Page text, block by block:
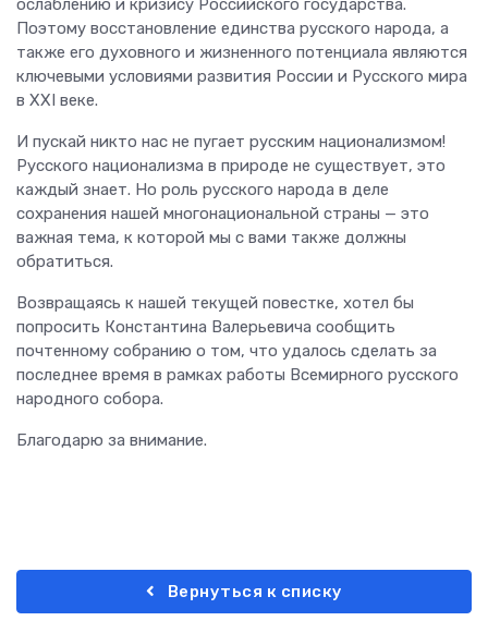
ослаблению и кризису Российского государства.
Поэтому восстановление единства русского народа, а
также его духовного и жизненного потенциала являются
ключевыми условиями развития России и Русского мира
в XXI веке.
И пускай никто нас не пугает русским национализмом!
Русского национализма в природе не существует, это
каждый знает. Но роль русского народа в деле
сохранения нашей многонациональной страны — это
важная тема, к которой мы с вами также должны
обратиться.
Возвращаясь к нашей текущей повестке, хотел бы
попросить Константина Валерьевича сообщить
почтенному собранию о том, что удалось сделать за
последнее время в рамках работы Всемирного русского
народного собора.
Благодарю за внимание.
Вернуться к списку